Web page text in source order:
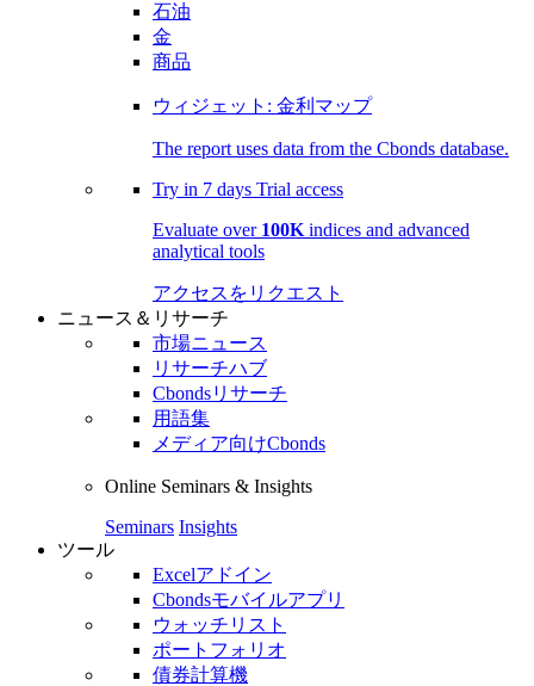
石油
金
商品
ウィジェット: 金利マップ
The report uses data from the Cbonds database.
Try in 7 days Trial access
Evaluate over 100K indices and advanced
analytical tools
アクセスをリクエスト
ニュース＆リサーチ
市場ニュース
リサーチハブ
Cbondsリサーチ
用語集
メディア向けCbonds
Online Seminars & Insights
Seminars Insights
ツール
Excelアドイン
Cbondsモバイルアプリ
ウォッチリスト
ポートフォリオ
債券計算機